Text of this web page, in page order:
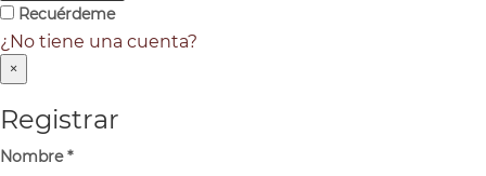
Recuérdeme
¿No tiene una cuenta?
×
Registrar
Nombre*